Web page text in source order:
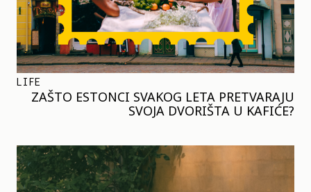
LIFE
ZAŠTO ESTONCI SVAKOG LETA PRETVARAJU
SVOJA DVORIŠTA U KAFIĆE?